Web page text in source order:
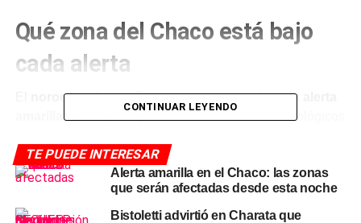
Qué zona del Chaco está bajo
cada alerta
noroeste chaqueñoqueda comprendido en la
, que implica posibles fenómenos meteorológicos
momentánea de actividades cotidianas. Esta zona
incluye departamentos del interior provincial donde la
inestabilidad se prevé de variada intensidad, con
tormentas aisladas que podrían ser localmente fuertes.
CONTINUAR LEYENDO
TE PUEDE INTERESAR
Alerta amarilla en el Chaco: las zonas
que serán afectadas desde esta noche
Bistoletti advirtió en Charata que